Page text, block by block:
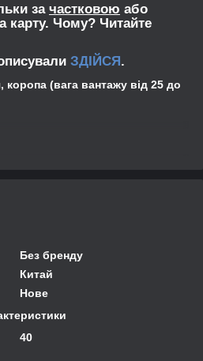
за частковою або
карту. Чому? Читайте
ЗДІЙСЯ.
(вага вантажу від 25 до
Без бренду
Китай
Нове
40